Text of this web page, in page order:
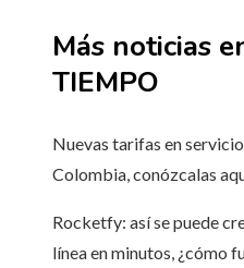
Más noticias
TIEMPO
Nuevas tarifas en
Colombia, conózcalas
Rocketfy: así se puede
línea en minutos, ¿cómo